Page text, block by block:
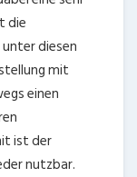
die
diesen
mit
einen
ist der
nutzbar.